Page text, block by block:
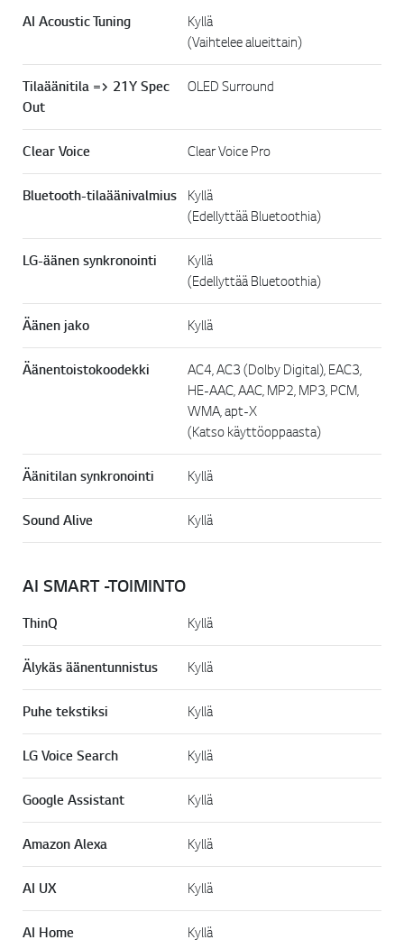
AI Acoustic Tuning
Kyllä
(Vaihtelee alueittain)
Tilaäänitila => 21Y Spec
Out
OLED Surround
Clear Voice Clear Voice Pro
Bluetooth-tilaäänivalmius
Kyllä
(Edellyttää Bluetoothia)
LG-äänen synkronointi
Kyllä
(Edellyttää Bluetoothia)
Äänen jako Kyllä
Äänentoistokoodekki
AC4, AC3 (Dolby Digital), EAC3,
HE-AAC, AAC, MP2, MP3, PCM,
WMA, apt-X
(Katso käyttöoppaasta)
Äänitilan synkronointi Kyllä
Sound Alive Kyllä
AI SMART -TOIMINTO
ThinQ Kyllä
Älykäs äänentunnistus Kyllä
Puhe tekstiksi Kyllä
LG Voice Search Kyllä
Google Assistant Kyllä
Amazon Alexa Kyllä
AI UX Kyllä
AI Home Kyllä